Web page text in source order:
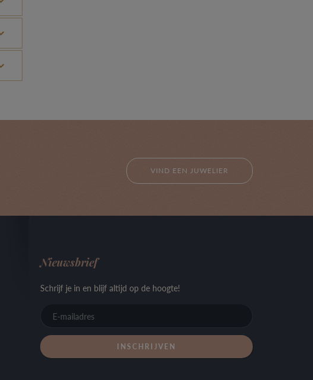
VIND EEN JUWELIER
Nieuwsbrief
Schrijf je in en blijf altijd op de hoogte!